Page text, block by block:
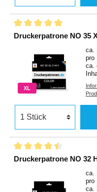
XL
ca.
pro
ca.
ca.
pro
ca.